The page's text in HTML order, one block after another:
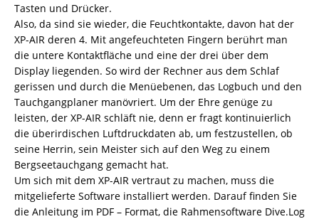
Tasten und Drücker.
Also, da sind sie wieder, die Feuchtkontakte, davon hat der
XP-AIR deren 4. Mit angefeuchteten Fingern berührt man
die untere Kontaktfläche und eine der drei über dem
Display liegenden. So wird der Rechner aus dem Schlaf
gerissen und durch die Menüebenen, das Logbuch und den
Tauchgangplaner manövriert. Um der Ehre genüge zu
leisten, der XP-AIR schläft nie, denn er fragt kontinuierlich
die überirdischen Luftdruckdaten ab, um festzustellen, ob
seine Herrin, sein Meister sich auf den Weg zu einem
Bergseetauchgang gemacht hat.
Um sich mit dem XP-AIR vertraut zu machen, muss die
mitgelieferte Software installiert werden. Darauf finden Sie
die Anleitung im PDF – Format, die Rahmensoftware Dive.Log